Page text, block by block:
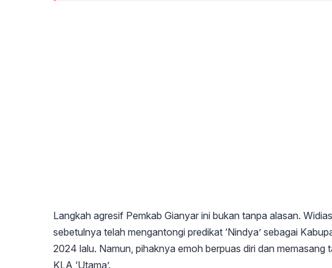
Langkah agresif Pemkab Gianyar ini bukan tanpa alasan.
sebetulnya telah mengantongi predikat ‘Nindya’ sebagai
2024 lalu. Namun, pihaknya emoh berpuas diri dan memasang
KLA ‘Utama’.